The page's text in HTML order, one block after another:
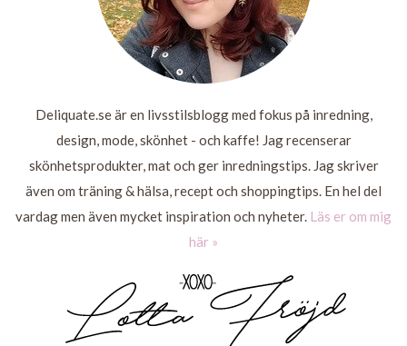
Deliquate.se är en livsstilsblogg med fokus på inredning,
design, mode, skönhet - och kaffe! Jag recenserar
skönhetsprodukter, mat och ger inredningstips. Jag skriver
även om träning & hälsa, recept och shoppingtips. En hel del
vardag men även mycket inspiration och nyheter. Läs er om mig
här »